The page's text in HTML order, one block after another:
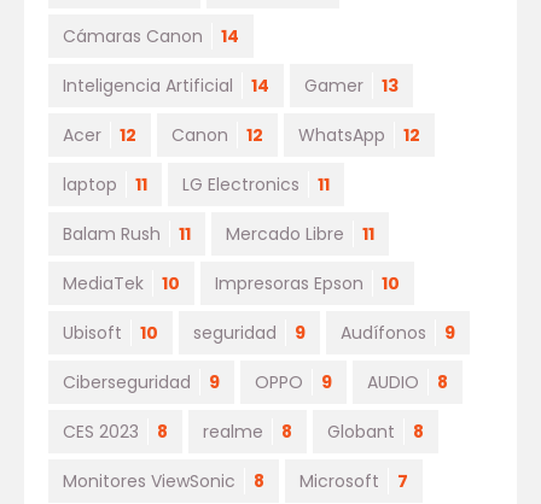
Cámaras Canon 14
Inteligencia Artificial 14 Gamer 13
Acer 12 Canon 12 WhatsApp 12
laptop 11 LG Electronics 11
Balam Rush 11 Mercado Libre 11
MediaTek 10 Impresoras Epson 10
Ubisoft 10 seguridad 9 Audífonos 9
Ciberseguridad 9 OPPO 9 AUDIO 8
CES 2023 8 realme 8 Globant 8
Monitores ViewSonic 8 Microsoft 7